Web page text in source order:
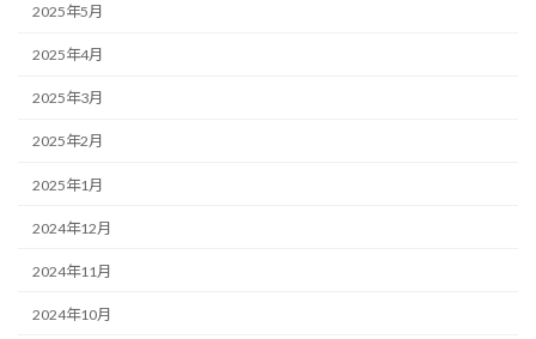
2025年5月
2025年4月
2025年3月
2025年2月
2025年1月
2024年12月
2024年11月
2024年10月